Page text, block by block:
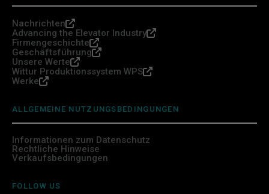
Nachrichten
Advancing the Elevator Industry
Firmengeschichte
Geschäftsführung
Unsere Werte
Wittur Produktionssystem WPS
Werke
ALLGEMEINE NUTZUNGSBEDINGUNGEN
Informationen zum Datenschutz
Rechtliche Hinweise
Verkaufsbedingungen
FOLLOW US